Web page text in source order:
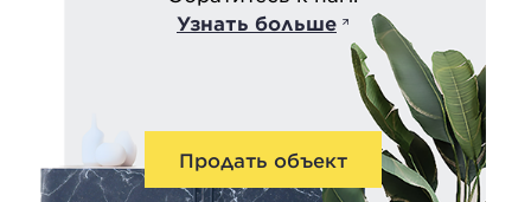
Узнать больше
Продать объект